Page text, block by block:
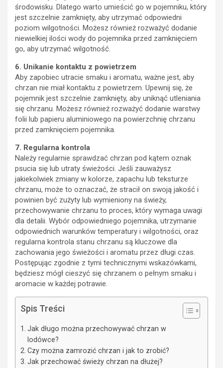
środowisku. Dlatego warto umieścić go w pojemniku, który
jest szczelnie zamknięty, aby utrzymać odpowiedni
poziom wilgotności. Możesz również rozważyć dodanie
niewielkiej ilości wody do pojemnika przed zamknięciem
go, aby utrzymać wilgotność.
6. Unikanie kontaktu z powietrzem
Aby zapobiec utracie smaku i aromatu, ważne jest, aby
chrzan nie miał kontaktu z powietrzem. Upewnij się, że
pojemnik jest szczelnie zamknięty, aby uniknąć utleniania
się chrzanu. Możesz również rozważyć dodanie warstwy
folii lub papieru aluminiowego na powierzchnię chrzanu
przed zamknięciem pojemnika.
7. Regularna kontrola
Należy regularnie sprawdzać chrzan pod kątem oznak
psucia się lub utraty świeżości. Jeśli zauważysz
jakiekolwiek zmiany w kolorze, zapachu lub teksturze
chrzanu, może to oznaczać, że stracił on swoją jakość i
powinien być zużyty lub wymieniony na świeży,
przechowywanie chrzanu to proces, który wymaga uwagi
dla detalii. Wybór odpowiedniego pojemnika, utrzymanie
odpowiednich warunków temperatury i wilgotności, oraz
regularna kontrola stanu chrzanu są kluczowe dla
zachowania jego świeżości i aromatu przez długi czas.
Postępując zgodnie z tymi technicznymi wskazówkami,
będziesz mógł cieszyć się chrzanem o pełnym smaku i
aromacie w każdej potrawie.
Spis Treści
Jak długo można przechowywać chrzan w
lodówce?
Czy można zamrozić chrzan i jak to zrobić?
Jak przechować świeży chrzan na dłużej?